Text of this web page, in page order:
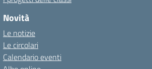
Novità
Le notizie
Le circolari
Calendario eventi